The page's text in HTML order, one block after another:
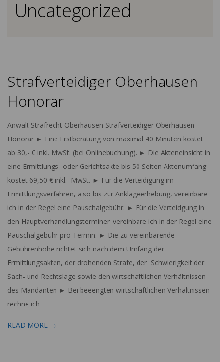
Uncategorized
Strafverteidiger Oberhausen
Honorar
2023-
08-
27
Anwalt Strafrecht Oberhausen Strafverteidiger Oberhausen
Honorar ► Eine Erstberatung von maximal 40 Minuten kostet
ab 30,- € inkl. MwSt. (bei Onlinebuchung). ► Die Akteneinsicht in
eine Ermittlungs- oder Gerichtsakte bis 50 Seiten Aktenumfang
kostet 69,50 € inkl. MwSt. ► Für die Verteidigung im
Ermittlungsverfahren, also bis zur Anklageerhebung, vereinbare
ich in der Regel eine Pauschalgebühr. ► Für die Verteidgung in
den Hauptverhandlungsterminen vereinbare ich in der Regel eine
Pauschalgebühr pro Termin. ► Die zu vereinbarende
Gebührenhöhe richtet sich nach dem Umfang der
Ermittlungsakten, der drohenden Strafe, der Schwierigkeit der
Sach- und Rechtslage sowie den wirtschaftlichen Verhältnissen
des Mandanten ► Bei beeengten wirtschaftlichen Verhältnissen
rechne ich
READ MORE →